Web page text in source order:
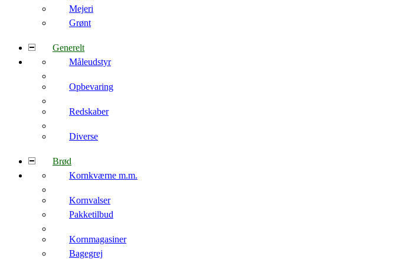
Mejeri
Grønt
Generelt
Måleudstyr
Opbevaring
Redskaber
Diverse
Brød
Kornkværne m.m.
Kornvalser
Pakketilbud
Kornmagasiner
Bagegrej